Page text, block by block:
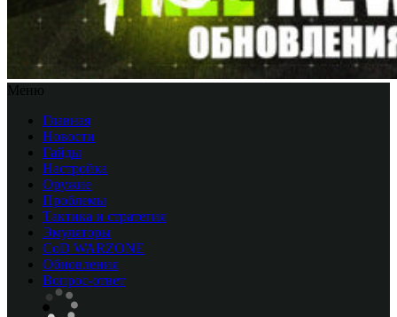
Меню
Главная
Новости
Гайды
Настройка
Оружие
Проблемы
Тактика и стратегия
Эмуляторы
CоD WARZONE
Обновления
Вопрос-ответ